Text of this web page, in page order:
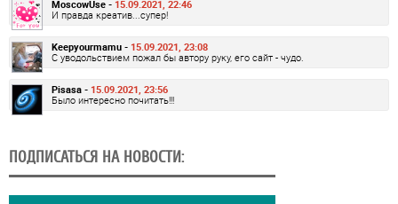
MoscowUse - 15.09.2021, 22:46
И правда креатив...супер!
Keepyourmamu - 15.09.2021, 23:08
С уводольствием пожал бы автору руку, его сайт - чудо.
Pisasa - 15.09.2021, 23:56
Было интересно почитать!!!
ПОДПИСАТЬСЯ НА НОВОСТИ: